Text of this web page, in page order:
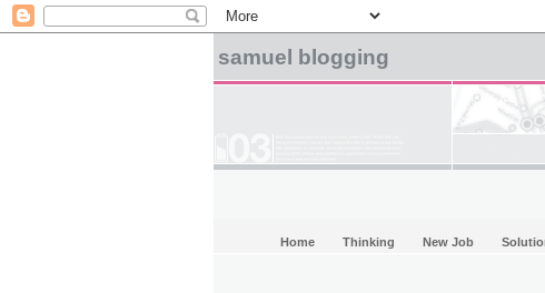
samuel blogging
Home Thinking New Job